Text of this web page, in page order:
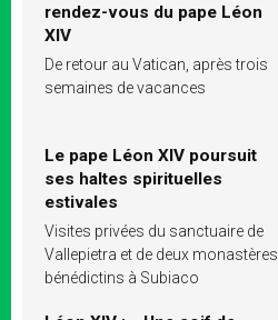
rendez-vous du pape Léon
XIV
De retour au Vatican, après trois
semaines de vacances
Le pape Léon XIV poursuit
ses haltes spirituelles
estivales
Visites privées du sanctuaire de
Vallepietra et de deux monastères
bénédictins à Subiaco